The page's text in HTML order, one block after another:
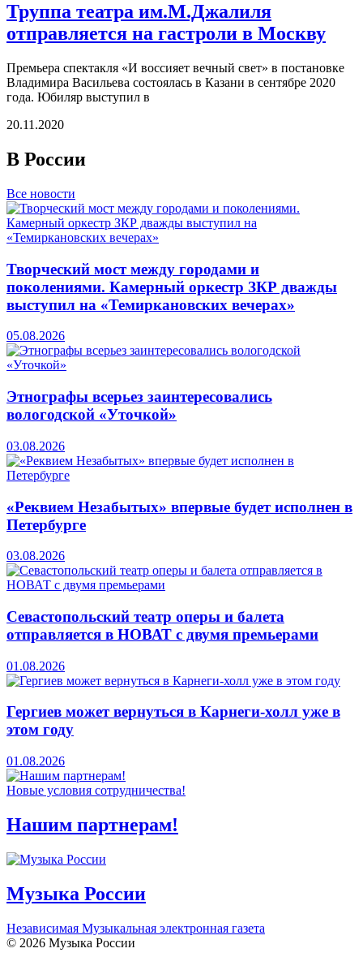
Труппа театра им.М.Джалиля
отправляется на гастроли в Москву
Премьера спектакля «И воссияет вечный свет» в постановке
Владимира Васильева состоялась в Казани в сентябре 2020
года. Юбиляр выступил в
20.11.2020
В России
Все новости
Творческий мост между городами и
поколениями. Камерный оркестр ЗКР дважды
выступил на «Темиркановских вечерах»
05.08.2026
Этнографы всерьез заинтересовались
вологодской «Уточкой»
03.08.2026
«Реквием Незабытых» впервые будет исполнен в
Петербурге
03.08.2026
Севастопольский театр оперы и балета
отправляется в НОВАТ с двумя премьерами
01.08.2026
Гергиев может вернуться в Карнеги-холл уже в
этом году
01.08.2026
Новые условия сотрудничества!
Нашим партнерам!
Музыка России
Независимая Музыкальная электронная газета
© 2026 Музыка России